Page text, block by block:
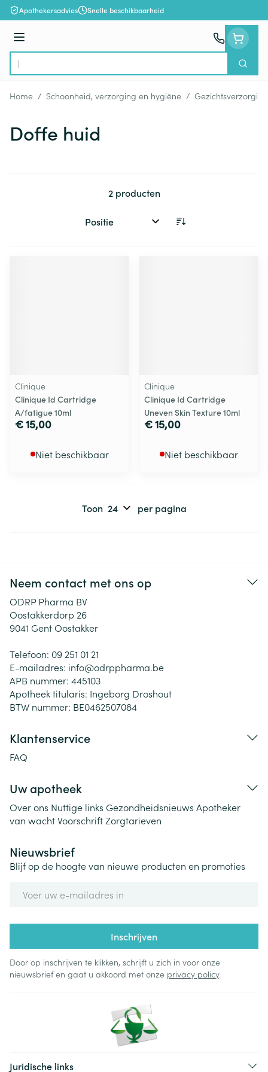
Ga naar de inhoud
Apothekersadvies Snelle beschikbaarheid
Menu
Product, merk, categorie...
Zoek
Home / Schoonheid, verzorging en hygiëne / Gezichtsverzorging
Doffe huid
2producten
Sorteer op:
Clinique
Clinique Id Cartridge
A/fatigue 10ml
€ 15,00
Niet beschikbaar
Clinique
Clinique Id Cartridge
Uneven Skin Texture 10ml
€ 15,00
Niet beschikbaar
Toon per pagina
Neem contact met ons op
ODRP Pharma BV
Oostakkerdorp 26
9041 Gent Oostakker
Telefoon: 09 251 01 21
E-mailadres: info@odrppharma.be
APB nummer: 445103
Apotheek titularis: Ingeborg Droshout
BTW nummer: BE0462507084
Klantenservice
FAQ
Uw apotheek
Over ons Nuttige links Gezondheidsnieuws Apotheker
van wachtVoorschriftZorgtarieven
Nieuwsbrief
Blijf op de hoogte van nieuwe producten en promoties
Inschrijven
Door op inschrijven te klikken, schrijft u zich in voor onze
nieuwsbrief en gaat u akkoord met onze privacy policy.
Juridische links